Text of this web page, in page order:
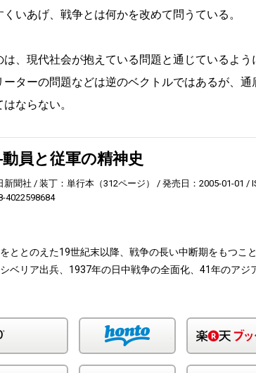
いあげ、戦争とは何かを改めて問うている。
、現代社会が抱えている問題と通じているよう
ターの問題などは逆のベクトルではあるが、通
ならない。
員と従軍の精神史
新聞社 装丁：単行本（312ページ） 発売日：2005-01-01
4022598684
ととのえた19世紀末以降、戦争の長い中断期をもつこ
ベリア出兵、1937年の日中戦争の全面化、41年のアジ
honto